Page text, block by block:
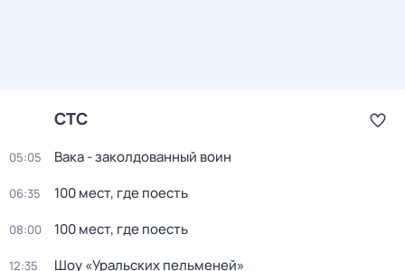
СТС
05:05 Вака - заколдованный воин
06:35 100 мест, где поесть
08:00 100 мест, где поесть
12:35 Шоу «Уральских пельменей»